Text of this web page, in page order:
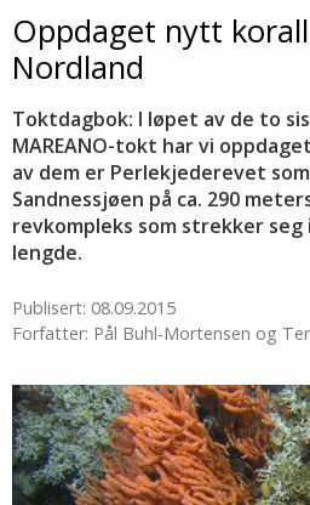
Oppdaget nytt
Nordland
Toktdagbok: I løpet av de to
MAREANO-tokt har vi
av dem er Perlekjederevet
Sandnessjøen på ca. 290
revkompleks som strekker
lengde.
Publisert: 08.09.2015
Forfatter: Pål Buhl-Mortensen og